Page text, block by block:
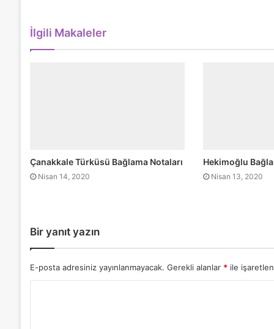
İlgili Makaleler
Çanakkale Türküsü Bağlama Notaları
Nisan 14, 2020
Hekimoğlu
Nisan 13, 2020
Bir yanıt yazın
E-posta adresiniz yayınlanmayacak. Gerekli alanlar * ile